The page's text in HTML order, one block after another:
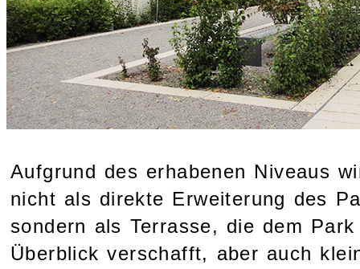
Aufgrund des erhabenen Niveaus
nicht als direkte Erweiterung des
sondern als Terrasse, die dem
Überblick verschafft, aber auch